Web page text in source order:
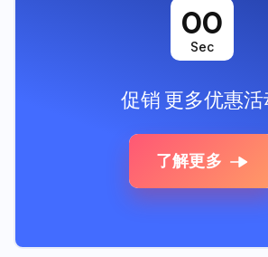
00
Sec
促销 更多优惠活
了解更多